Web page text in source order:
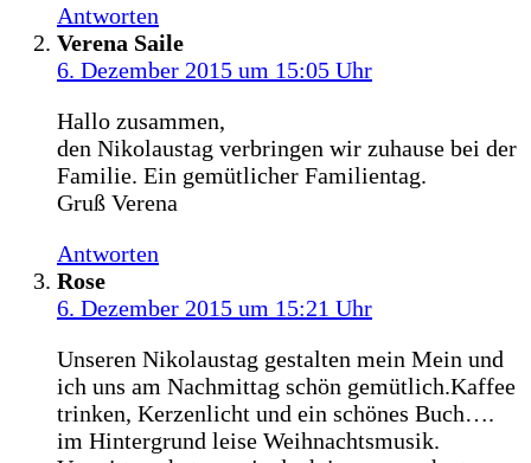
Antworten
Verena Saile
6. Dezember 2015 um 15:05 Uhr
Hallo zusammen,
den Nikolaustag verbringen wir zuhause bei der
Familie. Ein gemütlicher Familientag.
Gruß Verena
Antworten
Rose
6. Dezember 2015 um 15:21 Uhr
Unseren Nikolaustag gestalten mein Mein und
ich uns am Nachmittag schön gemütlich.Kaffee
trinken, Kerzenlicht und ein schönes Buch….
im Hintergrund leise Weihnachtsmusik.